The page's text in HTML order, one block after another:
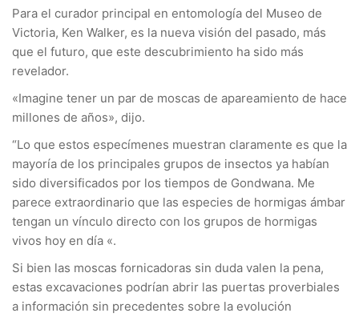
Para el curador principal en entomología del Museo de
Victoria, Ken Walker, es la nueva visión del pasado, más
que el futuro, que este descubrimiento ha sido más
revelador.
«Imagine tener un par de moscas de apareamiento de hace
millones de años», dijo.
“Lo que estos especímenes muestran claramente es que la
mayoría de los principales grupos de insectos ya habían
sido diversificados por los tiempos de Gondwana. Me
parece extraordinario que las especies de hormigas ámbar
tengan un vínculo directo con los grupos de hormigas
vivos hoy en día «.
Si bien las moscas fornicadoras sin duda valen la pena,
estas excavaciones podrían abrir las puertas proverbiales
a información sin precedentes sobre la evolución